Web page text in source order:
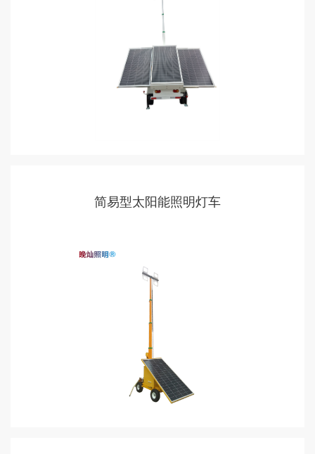
简易型太阳能照明灯车